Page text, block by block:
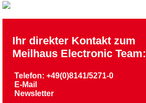
Ihr direkter Kontakt zum
Meilhaus Electronic Team:
Telefon: +49(0)8141/5271-0
E-Mail
Newsletter